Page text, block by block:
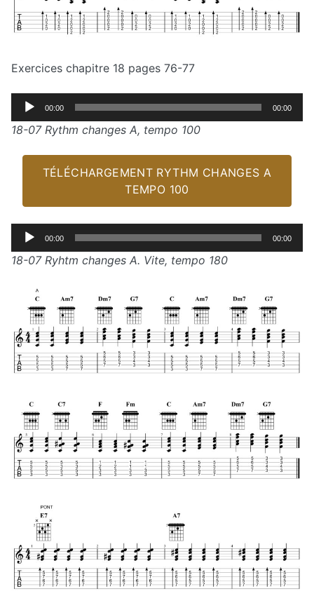
Exercices chapitre 18 pages 76-77
Lecteur
audio
00:00 00:00
18-07 Rythm changes A, tempo 100
TÉLÉCHARGEMENT RYTHM CHANGES A
TEMPO 100
Lecteur
audio
00:00 00:00
18-07 Ryhtm changes A. Vite, tempo 180